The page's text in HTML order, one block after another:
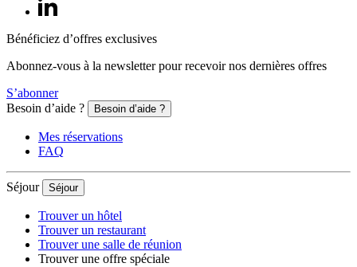
Bénéficiez d’offres exclusives
Abonnez-vous à la newsletter pour recevoir nos dernières offres
S’abonner
Besoin d’aide ?
Besoin d’aide ?
Mes réservations
FAQ
Séjour Séjour
Trouver un hôtel
Trouver un restaurant
Trouver une salle de réunion
Trouver une offre spéciale